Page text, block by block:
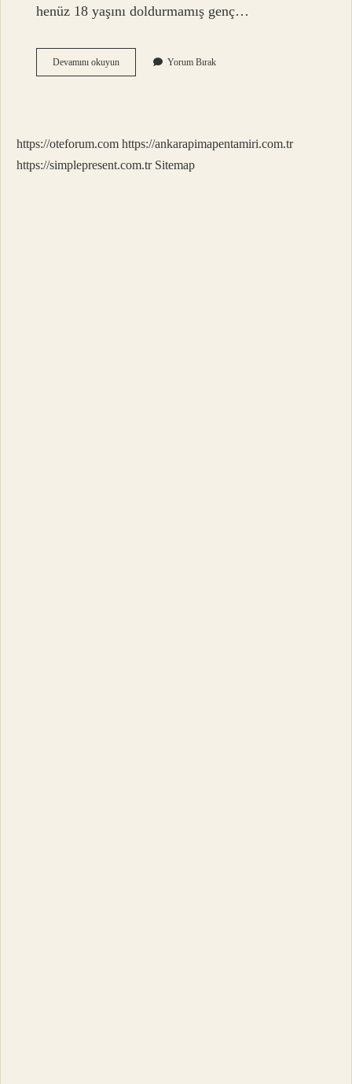
henüz 18 yaşını doldurmamış genç…
Devamını okuyunİNşaat
Işlerinde
Çalıştırılabilir
Yorum Bırak
https://oteforum.com https://ankarapimapentamiri.com.tr
https://simplepresent.com.tr Sitemap